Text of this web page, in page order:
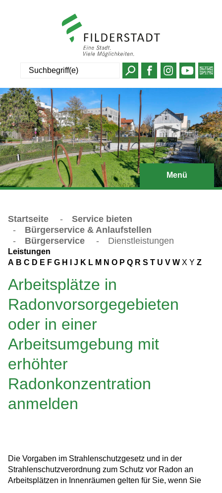
Menü
Startseite -
Service bieten
-
Bürgerservice & Anlaufstellen
-
Bürgerservice - Dienstleistungen
Leistungen
A B C D E F G H J K L M N O P Q R S T U V W X Y Z
Arbeitsplätze in
Radonvorsorgegebieten
oder in einer
Arbeitsumgebung mit
erhöhter
Radonkonzentration
anmelden
Die Vorgaben im Strahlenschutzgesetz und in der
Strahlenschutzverordnung zum Schutz vor Radon an
Arbeitsplätzen in Innenräumen gelten für Sie, wenn Sie